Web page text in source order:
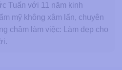
Tuấn với 11 năm kinh
mỹ không xâm lấn, chuyên
châm làm việc: Làm đẹp cho